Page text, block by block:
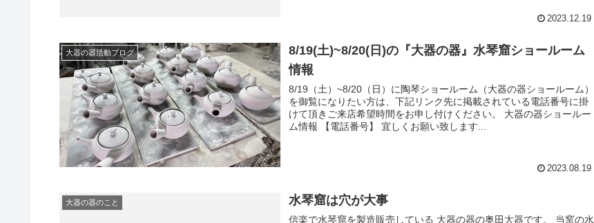
2023.12.19
大器の器活動ブログ
8/19(土)~8/20(日)の『大器の器』水琴窟ショールーム
情報
8/19（土）~8/20（日）に陶琴ショールーム（大器の器ショールーム）
を御覧になりたい方は、下記リンク先に掲載されている電話番号に掛
けて頂きご来店希望時間をお申し付けください。 大器の器ショールー
ム情報 【電話番号】 宜しくお願い致します...
2023.08.19
大器の器のこと 水琴窟は穴が大事
信楽で水琴窟を製造販売している 大器の器の奥田大器です。 当窯の水